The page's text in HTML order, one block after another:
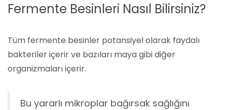
Fermente Besinleri Nasıl Bilirsiniz?
Tüm fermente besinler potansiyel olarak faydalı
bakteriler içerir ve bazıları maya gibi diğer
organizmaları içerir.
Bu yararlı mikroplar bağırsak sağlığını